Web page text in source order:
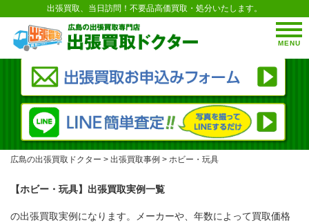
MENU
出張買取、当日訪問！不要品高価買取・処分いたします。
広島の出張買取ドクター > 出張買取事例 > ホビー・玩具
【ホビー・玩具】出張買取実例一覧
の出張買取実例になります。メーカーや、年数によって買取価格